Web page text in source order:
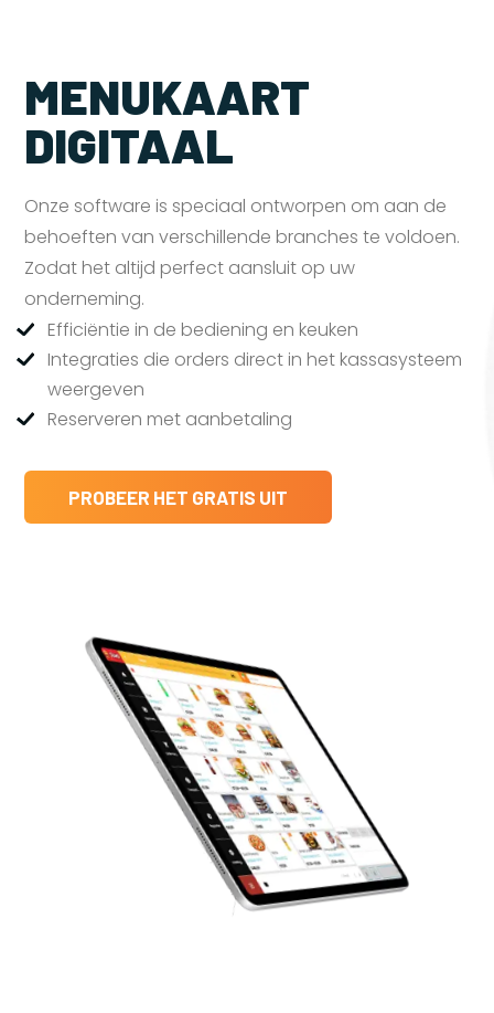
MENUKAART
DIGITAAL
Onze software is speciaal ontworpen om aan de
behoeften van verschillende branches te voldoen.
Zodat het altijd perfect aansluit op uw
onderneming.
Efficiëntie in de bediening en keuken
Integraties die orders direct in het kassasysteem
weergeven
Reserveren met aanbetaling
PROBEER HET GRATIS UIT